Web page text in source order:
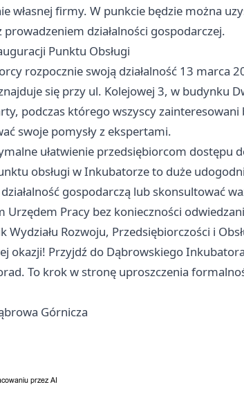
własnej firmy. W punkcie będzie można
działalności gospodarczej.
Punktu Obsługi
rozpocznie swoją działalność 13 marca
się przy ul. Kolejowej 3, w budynku
podczas którego wszyscy
swoje pomysły z ekspertami.
ułatwienie przedsiębiorcom dostępu
obsługi w Inkubatorze to duże
gospodarczą lub skonsultować
Urzędem Pracy bez konieczności
Wydziału Rozwoju, Przedsiębiorczości i
okazji! Przyjdź do Dąbrowskiego
To krok w stronę uproszczenia
Górnicza